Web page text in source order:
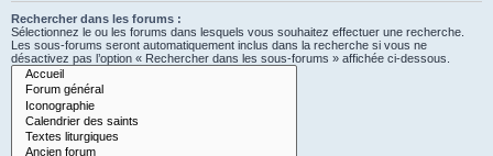
Rechercher dans les forums :
Sélectionnez le ou les forums dans lesquels vous souhaitez effectuer une recherche.
Les sous-forums seront automatiquement inclus dans la recherche si vous ne
désactivez pas l’option « Rechercher dans les sous-forums » affichée ci-dessous.